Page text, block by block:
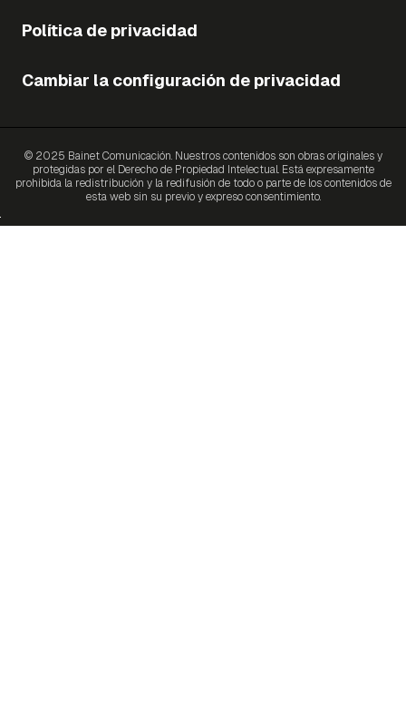
Política de privacidad
Cambiar la configuración de privacidad
© 2025 Bainet Comunicación. Nuestros contenidos son obras originales y
protegidas por el Derecho de Propiedad Intelectual. Está expresamente
prohibida la redistribución y la redifusión de todo o parte de los contenidos de
esta web sin su previo y expreso consentimiento.